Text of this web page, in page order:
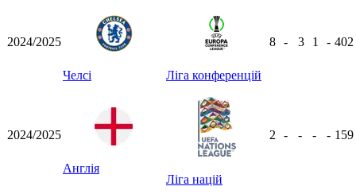
2024/2025
Челсі Ліга конференцій
8 - 3 1 - 402
2024/2025
Англія
Ліга націй
2 - - - - 159